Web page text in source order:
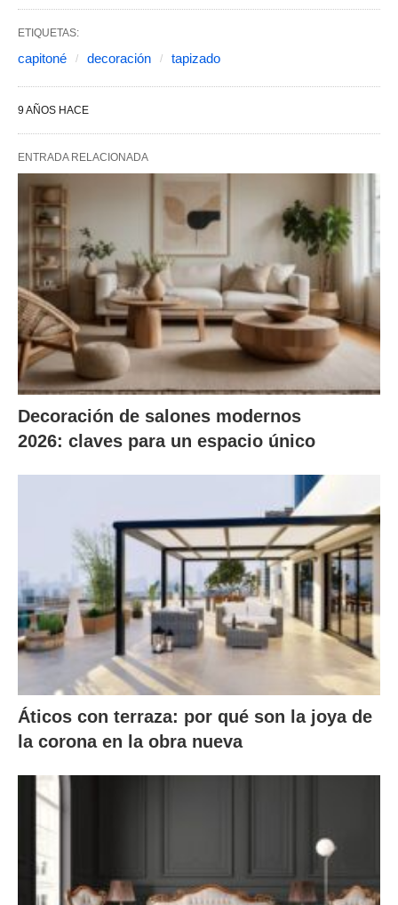
ETIQUETAS:
capitoné decoración tapizado
9 AÑOS HACE
ENTRADA RELACIONADA
Decoración de salones modernos
2026: claves para un espacio único
Áticos con terraza: por qué son la joya de
la corona en la obra nueva